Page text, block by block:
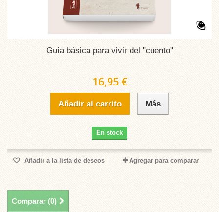
Guía básica para vivir del "cuento"
16,95 €
Añadir al carrito Más
En stock
Añadir a la lista de deseos Agregar para comparar
Comparar (0)